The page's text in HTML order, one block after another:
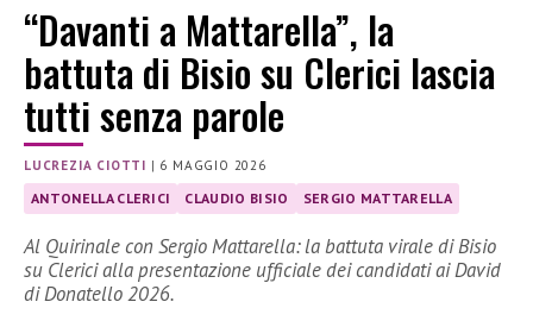
“Davanti a Mattarella”, la
battuta di Bisio su Clerici lascia
tutti senza parole
LUCREZIA CIOTTI | 6 MAGGIO 2026
ANTONELLA CLERICI CLAUDIO BISIO SERGIO MATTARELLA
Al Quirinale con Sergio Mattarella: la battuta virale di Bisio
su Clerici alla presentazione ufficiale dei candidati ai David
di Donatello 2026.